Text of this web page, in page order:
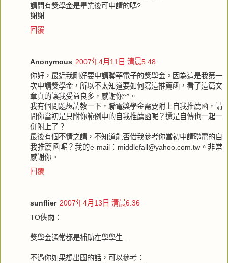
請問有獎學金是畢業後可申請的嗎?
謝謝
回覆
Anonymous 2007年4月11日 清晨5:48
你好，最近我剛好要申請聯華電子的獎學金。因為這是我第一
次申請獎學金，所以不太知道要如何寫這推薦函，看了這篇文
章真的讓我受益良多，感謝你^^。
我有個問題想請教一下，聯電獎學金需要附上自我推薦函，請
問你當初是只附你範例中的自我推薦函呢？還是自傳也一起一
併附上了？
最後有個不情之請，不知道能否借我參考你當初申請聯電的自
我推薦函呢？我的e-mail：middlefall@yahoo.com.tw。非常
感謝你。
回覆
sunflier 2007年4月13日 清晨6:36
TO俠雨：
獎學金通常都是補助在學學生...
不過你如果想出國的話，可以參考：